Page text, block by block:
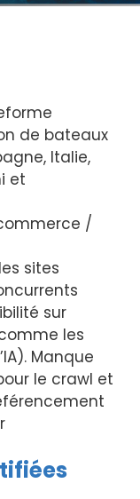
de bateaux
Italie,
et
/
sites
sur
les
Manque
le crawl et